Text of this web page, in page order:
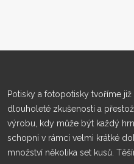
Potisky a fotopotisky tvoříme
dlouholeté zkušenosti a
výrobu, kdy může být každý
schopni v rámci velmi krátké
množství několika set kusů.